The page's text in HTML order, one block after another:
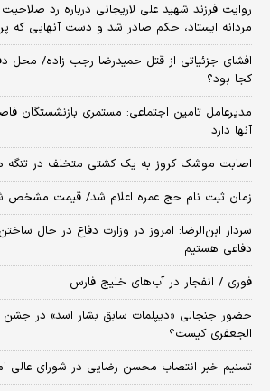
روایت فرزند شهید علی لاریجانی درباره رد
مردانه ایستاد، حکم صادر شد و دست آنهایی که
افشای جزئیاتی از قتل حمیدرضا رجب زاده/ محل
کجا بود؟
مدیرعامل تامین اجتماعی: مستمری بازنشستگان
آنها دارد
اصابت موشک کروز به یک کشتی متخلف در تنگه
زمان ثبت‌ نام حج عمره اعلام شد/ قیمت مشخص
سردار ابن‌الرضا: امروز در وزارت دفاع در حال
دفاعی هستیم
فوری / انفجار در آب‌های خلیج فارس
حضور جنجالی «دیپلمات سابق بشار اسد» در
الجعفری کیست؟
تسنیم خبر انتصاب محسن رضایی در شورای عالی